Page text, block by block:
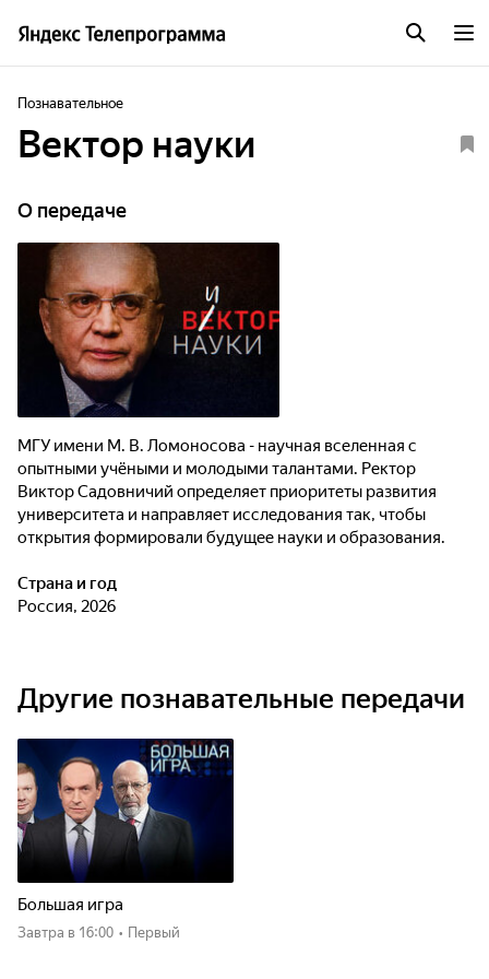
Познавательное
Вектор науки
О передаче
МГУ имени М. В. Ломоносова - научная вселенная с
опытными учёными и молодыми талантами. Ректор
Виктор Садовничий определяет приоритеты развития
университета и направляет исследования так, чтобы
открытия формировали будущее науки и образования.
Страна и год
Россия, 2026
Другие познавательные передачи
Большая игра
Завтра в 16:00 • Первый